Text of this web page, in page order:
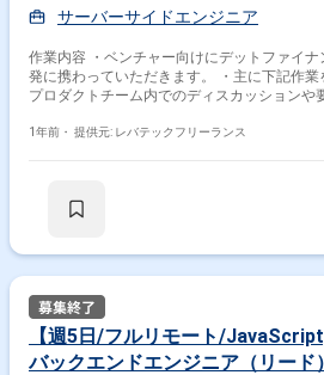
サーバーサイドエンジニア
作業内容 ・ベンチャー向けにデットファイ
発に携わっていただきます。 ・主に下記作
プロダクトチーム内でのディスカッション
クタリング - コードレビュー
1年前・ 提供元: レバテックフリーランス
【週5日/フルリモート/
バックエンドエンジニア（リード）